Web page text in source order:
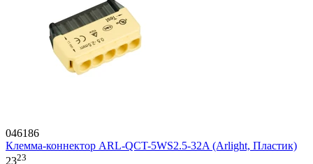
046186
Клемма-коннектор ARL-QCT-5WS2.5-32A (Arlight, Пластик)
2323